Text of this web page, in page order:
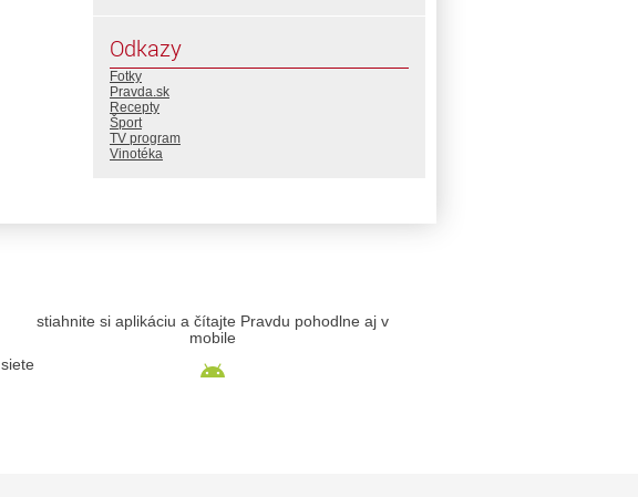
Odkazy
Fotky
Pravda.sk
Recepty
Šport
TV program
Vinotéka
stiahnite si aplikáciu a čítajte Pravdu pohodlne aj v
mobile